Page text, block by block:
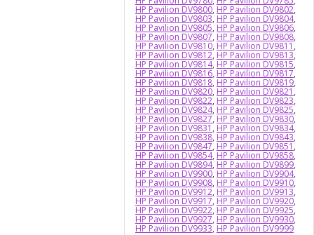
HP Pavilion DV9800, HP Pavilion DV9802,
HP Pavilion DV9803, HP Pavilion DV9804,
HP Pavilion DV9805, HP Pavilion DV9806,
HP Pavilion DV9807, HP Pavilion DV9808,
HP Pavilion DV9810, HP Pavilion DV9811 ,
HP Pavilion DV9812, HP Pavilion DV9813,
HP Pavilion DV9814, HP Pavilion DV9815,
HP Pavilion DV9816, HP Pavilion DV9817,
HP Pavilion DV9818, HP Pavilion DV9819,
HP Pavilion DV9820, HP Pavilion DV9821 ,
HP Pavilion DV9822, HP Pavilion DV9823,
HP Pavilion DV9824, HP Pavilion DV9825,
HP Pavilion DV9827, HP Pavilion DV9830,
HP Pavilion DV9831 , HP Pavilion DV9834,
HP Pavilion DV9838, HP Pavilion DV9843,
HP Pavilion DV9847, HP Pavilion DV9851 ,
HP Pavilion DV9854, HP Pavilion DV9858,
HP Pavilion DV9894, HP Pavilion DV9899,
HP Pavilion DV9900, HP Pavilion DV9904,
HP Pavilion DV9908, HP Pavilion DV9910,
HP Pavilion DV9912, HP Pavilion DV9913,
HP Pavilion DV9917, HP Pavilion DV9920,
HP Pavilion DV9922, HP Pavilion DV9925,
HP Pavilion DV9927, HP Pavilion DV9930,
HP Pavilion DV9933, HP Pavilion DV9999